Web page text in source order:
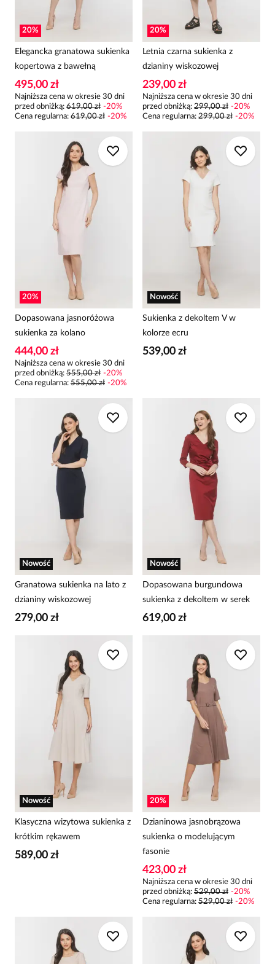
20%
Elegancka granatowa sukienka
kopertowa z bawełną
495,00 zł
Najniższa cena w okresie 30 dni
przed obniżką: 619,00 zł -20%
Cena regularna: 619,00 zł -20%
20%
Letnia czarna sukienka z
dzianiny wiskozowej
239,00 zł
Najniższa cena w okresie 30 dni
przed obniżką: 299,00 zł -20%
Cena regularna: 299,00 zł -20%
20%
Dopasowana jasnoróżowa
sukienka za kolano
444,00 zł
Najniższa cena w okresie 30 dni
przed obniżką: 555,00 zł -20%
Cena regularna: 555,00 zł -20%
Nowość
Sukienka z dekoltem V w
kolorze ecru
539,00 zł
Nowość
Granatowa sukienka na lato z
dzianiny wiskozowej
279,00 zł
Nowość
Dopasowana burgundowa
sukienka z dekoltem w serek
619,00 zł
Nowość
Klasyczna wizytowa sukienka z
krótkim rękawem
589,00 zł
20%
Dzianinowa jasnobrązowa
sukienka o modelującym
fasonie
423,00 zł
Najniższa cena w okresie 30 dni
przed obniżką: 529,00 zł -20%
Cena regularna: 529,00 zł -20%